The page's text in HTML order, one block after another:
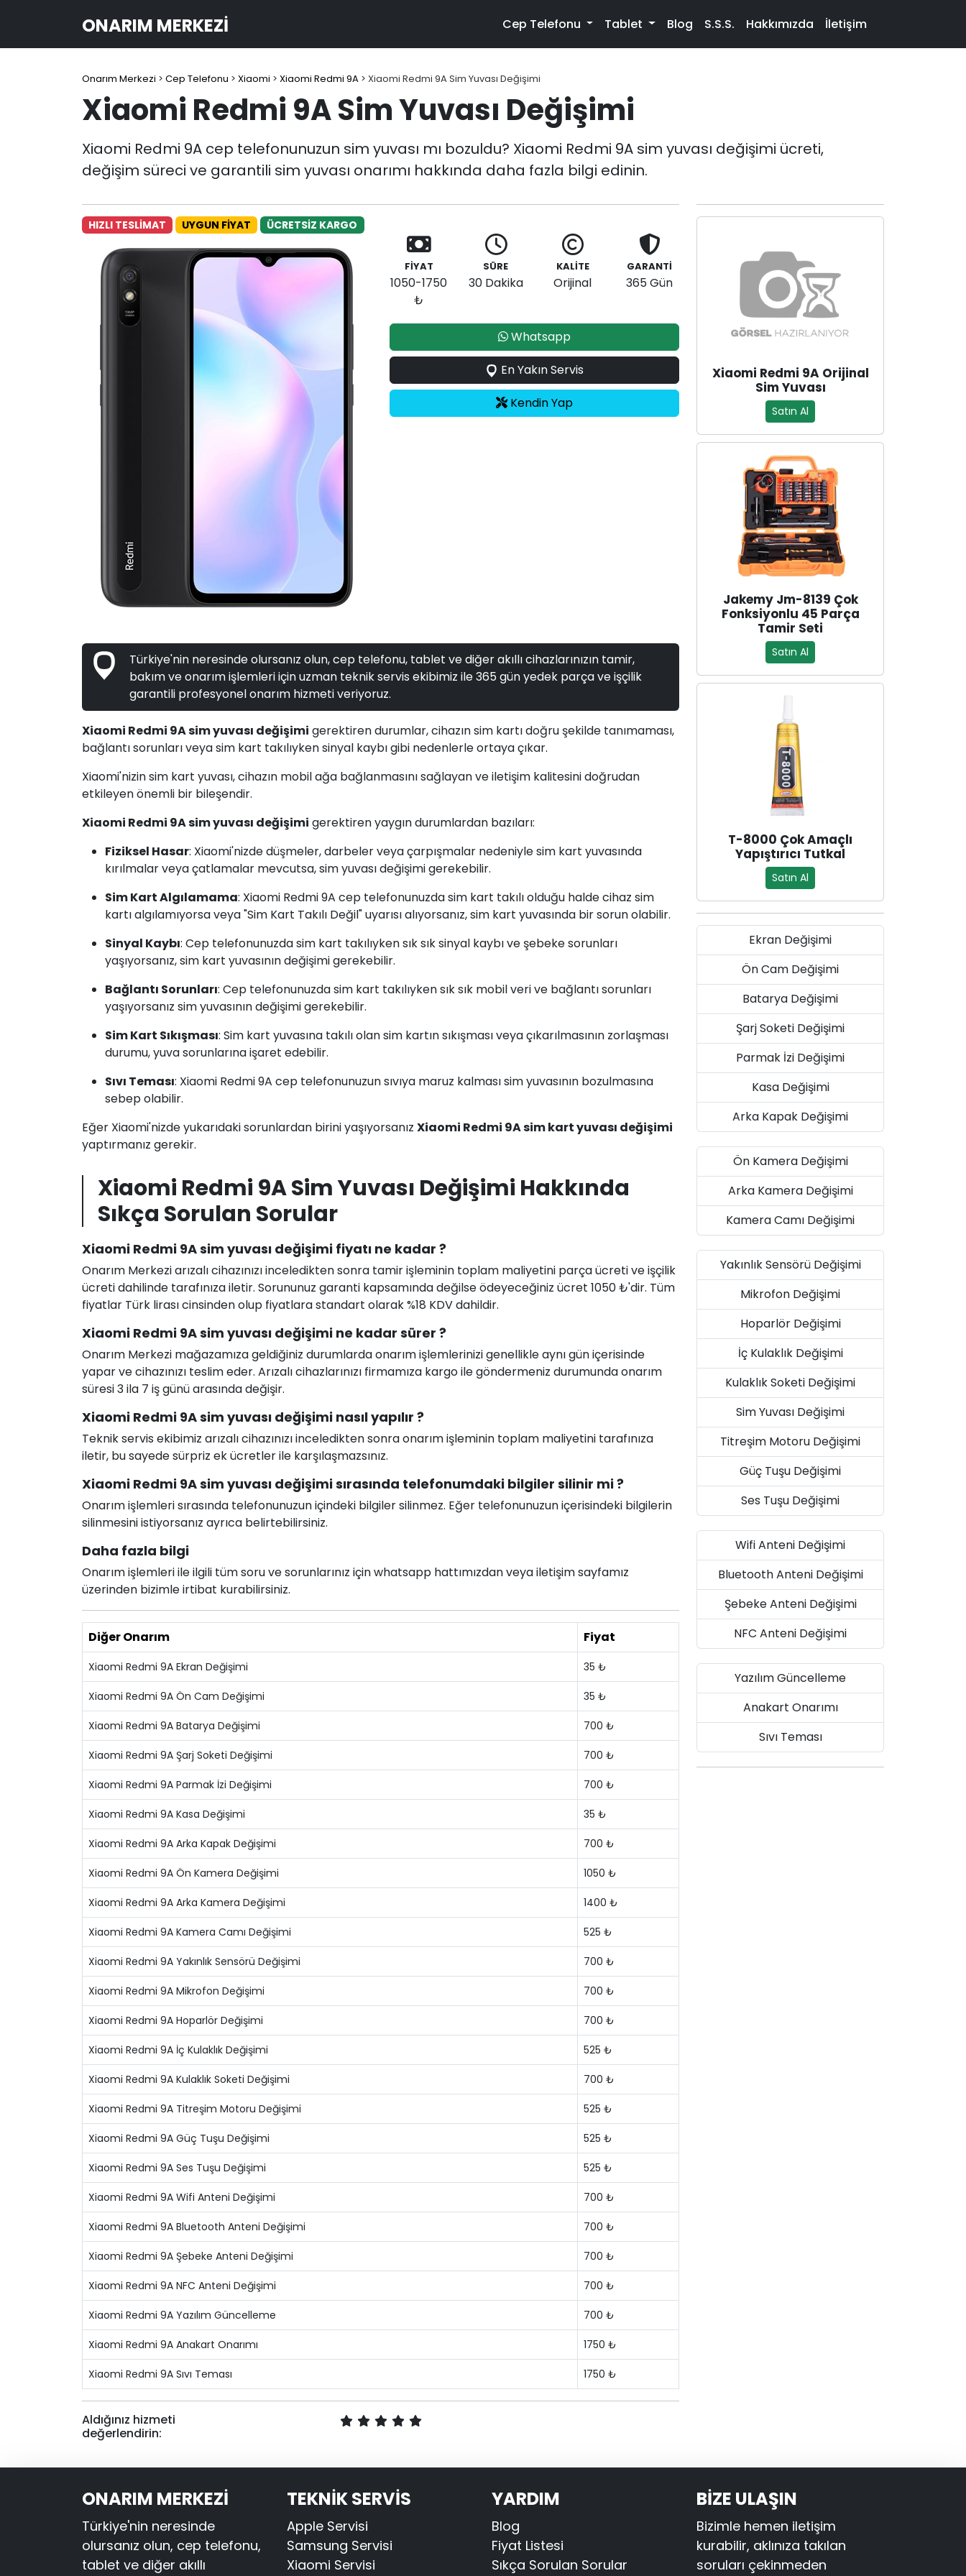
ONARIM MERKEZI Cep Telefonu Tablet Blog S.S.S. Hakkımızda İletişim
Onarım Merkezi > Cep Telefonu > Xiaomi > Xiaomi Redmi 9A > Xiaomi Redmi 9A Sim Yuvası Değişimi
Xiaomi Redmi 9A Sim Yuvası Değişimi
Xiaomi Redmi 9A cep telefonunuzun sim yuvası mı bozuldu? Xiaomi Redmi 9A sim yuvası değişimi ücreti,
değişim süreci ve garantili sim yuvası onarımı hakkında daha fazla bilgi edinin.
HIZLI TESLİMAT UYGUN FİYAT ÜCRETSİZ KARGO
FİYAT
1050-1750
₺
SÜRE
30 Dakika
KALİTE
Orijinal
GARANTİ
365 Gün
Whatsapp
En Yakın Servis
Kendin Yap
Türkiye'nin neresinde olursanız olun, cep telefonu, tablet ve diğer akıllı cihazlarınızın tamir,
bakım ve onarım işlemleri için uzman teknik servis ekibimiz ile 365 gün yedek parça ve işçilik
garantili profesyonel onarım hizmeti veriyoruz.
Xiaomi Redmi 9A sim yuvası değişimi gerektiren durumlar, cihazın sim kartı doğru şekilde tanımaması,
bağlantı sorunları veya sim kart takılıyken sinyal kaybı gibi nedenlerle ortaya çıkar.
Xiaomi'nizin sim kart yuvası, cihazın mobil ağa bağlanmasını sağlayan ve iletişim kalitesini doğrudan
etkileyen önemli bir bileşendir.
Xiaomi Redmi 9A sim yuvası değişimi gerektiren yaygın durumlardan bazıları:
Fiziksel Hasar: Xiaomi'nizde düşmeler, darbeler veya çarpışmalar nedeniyle sim kart yuvasında
kırılmalar veya çatlamalar mevcutsa, sim yuvası değişimi gerekebilir.
Sim Kart Algılamama: Xiaomi Redmi 9A cep telefonunuzda sim kart takılı olduğu halde cihaz sim
kartı algılamıyorsa veya "Sim Kart Takılı Değil" uyarısı alıyorsanız, sim kart yuvasında bir sorun olabilir.
Sinyal Kaybı: Cep telefonunuzda sim kart takılıyken sık sık sinyal kaybı ve şebeke sorunları
yaşıyorsanız, sim kart yuvasının değişimi gerekebilir.
Bağlantı Sorunları: Cep telefonunuzda sim kart takılıyken sık sık mobil veri ve bağlantı sorunları
yaşıyorsanız sim yuvasının değişimi gerekebilir.
Sim Kart Sıkışması: Sim kart yuvasına takılı olan sim kartın sıkışması veya çıkarılmasının zorlaşması
durumu, yuva sorunlarına işaret edebilir.
Sıvı Teması: Xiaomi Redmi 9A cep telefonunuzun sıvıya maruz kalması sim yuvasının bozulmasına
sebep olabilir.
Eğer Xiaomi'nizde yukarıdaki sorunlardan birini yaşıyorsanız Xiaomi Redmi 9A sim kart yuvası değişimi
yaptırmanız gerekir.
Xiaomi Redmi 9A Sim Yuvası Değişimi Hakkında
Sıkça Sorulan Sorular
Xiaomi Redmi 9A sim yuvası değişimi fiyatı ne kadar ?
Onarım Merkezi arızalı cihazınızı inceledikten sonra tamir işleminin toplam maliyetini parça ücreti ve işçilik
ücreti dahilinde tarafınıza iletir. Sorununuz garanti kapsamında değilse ödeyeceğiniz ücret 1050 ₺'dir. Tüm
fiyatlar Türk lirası cinsinden olup fiyatlara standart olarak %18 KDV dahildir.
Xiaomi Redmi 9A sim yuvası değişimi ne kadar sürer ?
Onarım Merkezi mağazamıza geldiğiniz durumlarda onarım işlemlerinizi genellikle aynı gün içerisinde
yapar ve cihazınızı teslim eder. Arızalı cihazlarınızı firmamıza kargo ile göndermeniz durumunda onarım
süresi 3 ila 7 iş günü arasında değişir.
Xiaomi Redmi 9A sim yuvası değişimi nasıl yapılır ?
Teknik servis ekibimiz arızalı cihazınızı inceledikten sonra onarım işleminin toplam maliyetini tarafınıza
iletir, bu sayede sürpriz ek ücretler ile karşılaşmazsınız.
Xiaomi Redmi 9A sim yuvası değişimi sırasında telefonumdaki bilgiler silinir mi ?
Onarım işlemleri sırasında telefonunuzun içindeki bilgiler silinmez. Eğer telefonunuzun içerisindeki bilgilerin
silinmesini istiyorsanız ayrıca belirtebilirsiniz.
Daha fazla bilgi
Onarım işlemleri ile ilgili tüm soru ve sorunlarınız için whatsapp hattımızdan veya iletişim sayfamız
üzerinden bizimle irtibat kurabilirsiniz.
Diğer Onarım Fiyat
Xiaomi Redmi 9A Ekran Değişimi 35 ₺
Xiaomi Redmi 9A Ön Cam Değişimi 35 ₺
Xiaomi Redmi 9A Batarya Değişimi 700 ₺
Xiaomi Redmi 9A Şarj Soketi Değişimi 700 ₺
Xiaomi Redmi 9A Parmak İzi Değişimi 700 ₺
Xiaomi Redmi 9A Kasa Değişimi 35 ₺
Xiaomi Redmi 9A Arka Kapak Değişimi 700 ₺
Xiaomi Redmi 9A Ön Kamera Değişimi 1050 ₺
Xiaomi Redmi 9A Arka Kamera Değişimi 1400 ₺
Xiaomi Redmi 9A Kamera Camı Değişimi 525 ₺
Xiaomi Redmi 9A Yakınlık Sensörü Değişimi 700 ₺
Xiaomi Redmi 9A Mikrofon Değişimi 700 ₺
Xiaomi Redmi 9A Hoparlör Değişimi 700 ₺
Xiaomi Redmi 9A İç Kulaklık Değişimi 525 ₺
Xiaomi Redmi 9A Kulaklık Soketi Değişimi 700 ₺
Xiaomi Redmi 9A Titreşim Motoru Değişimi 525 ₺
Xiaomi Redmi 9A Güç Tuşu Değişimi 525 ₺
Xiaomi Redmi 9A Ses Tuşu Değişimi 525 ₺
Xiaomi Redmi 9A Wifi Anteni Değişimi 700 ₺
Xiaomi Redmi 9A Bluetooth Anteni Değişimi 700 ₺
Xiaomi Redmi 9A Şebeke Anteni Değişimi 700 ₺
Xiaomi Redmi 9A NFC Anteni Değişimi 700 ₺
Xiaomi Redmi 9A Yazılım Güncelleme 700 ₺
Xiaomi Redmi 9A Anakart Onarımı 1750 ₺
Xiaomi Redmi 9A Sıvı Teması 1750 ₺
Aldığınız hizmeti
değerlendirin:
Xiaomi Redmi 9A Orijinal
Sim Yuvası
Satın Al
Jakemy Jm-8139 Çok
Fonksiyonlu 45 Parça
Tamir Seti
Satın Al
T-8000 Çok Amaçlı
Yapıştırıcı Tutkal
Satın Al
Ekran Değişimi
Ön Cam Değişimi
Batarya Değişimi
Şarj Soketi Değişimi
Parmak İzi Değişimi
Kasa Değişimi
Arka Kapak Değişimi
Ön Kamera Değişimi
Arka Kamera Değişimi
Kamera Camı Değişimi
Yakınlık Sensörü Değişimi
Mikrofon Değişimi
Hoparlör Değişimi
İç Kulaklık Değişimi
Kulaklık Soketi Değişimi
Sim Yuvası Değişimi
Titreşim Motoru Değişimi
Güç Tuşu Değişimi
Ses Tuşu Değişimi
Wifi Anteni Değişimi
Bluetooth Anteni Değişimi
Şebeke Anteni Değişimi
NFC Anteni Değişimi
Yazılım Güncelleme
Anakart Onarımı
Sıvı Teması
ONARIM MERKEZİ
Türkiye'nin neresinde
olursanız olun, cep telefonu,
tablet ve diğer akıllı
TEKNİK SERVİS
Apple Servisi
Samsung Servisi
Xiaomi Servisi
YARDIM
Blog
Fiyat Listesi
Sıkça Sorulan Sorular
BİZE ULAŞIN
Bizimle hemen iletişim
kurabilir, aklınıza takılan
soruları çekinmeden